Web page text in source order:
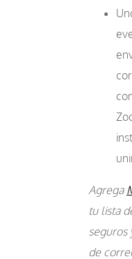
Agrega
tu lista
seguros
de